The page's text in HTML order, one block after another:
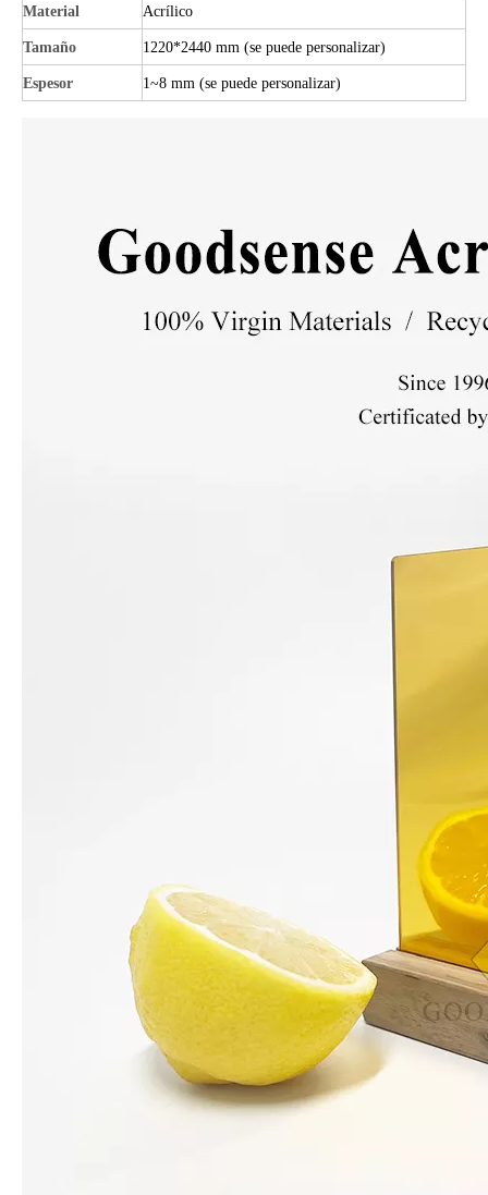
Material Acrílico
Tamaño 1220*2440 mm (se puede personalizar)
Espesor 1~8 mm (se puede personalizar)